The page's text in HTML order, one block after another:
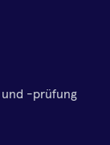
-prüfung